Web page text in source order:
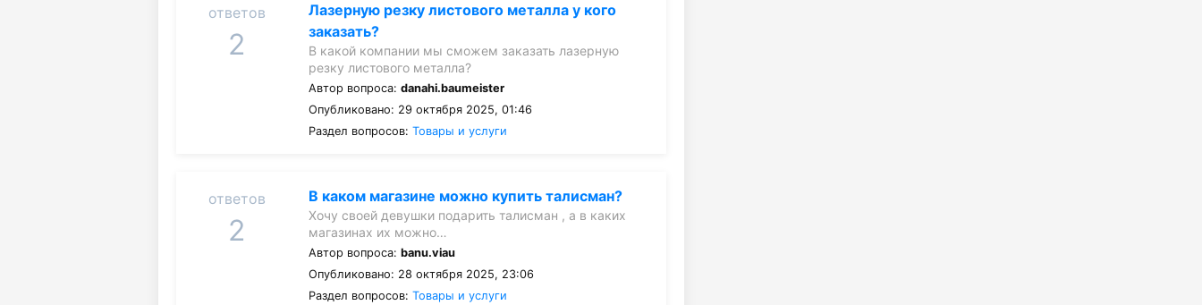
ответов
2
Лазерную резку листового металла у кого
заказать?
В какой компании мы сможем заказать лазерную
резку листового металла?
Автор вопроса:danahi.baumeister
Опубликовано: 29 октября 2025, 01:46
Раздел вопросов:Товары и услуги
ответов
2
В каком магазине можно купить талисман?
Хочу своей девушки подарить талисман , а в каких
магазинах их можно…
Автор вопроса:banu.viau
Опубликовано: 28 октября 2025, 23:06
Раздел вопросов:Товары и услуги